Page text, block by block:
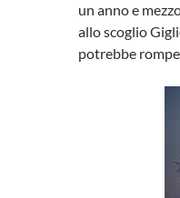
un anno e
allo scoglio
potrebbe